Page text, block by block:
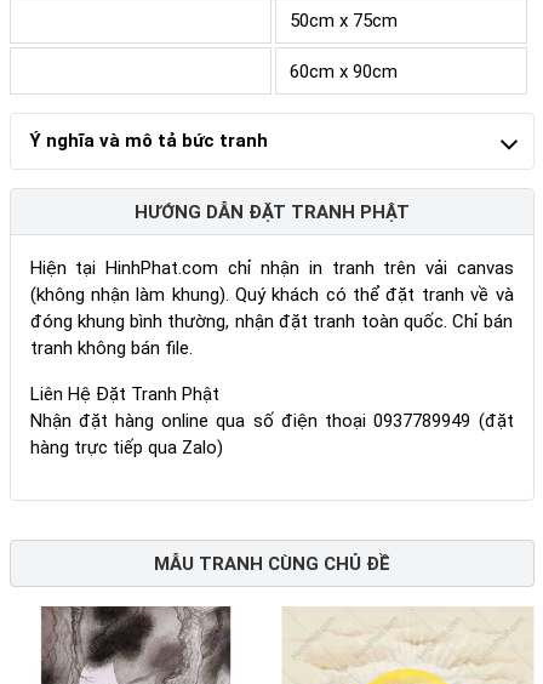
50cm x 75cm
60cm x 90cm
Ý nghĩa và mô tả bức tranh
HƯỚNG DẪN ĐẶT TRANH PHẬT
Hiện tại HinhPhat.com chỉ nhận in tranh trên vải canvas
(không nhận làm khung). Quý khách có thể đặt tranh về và
đóng khung bình thường, nhận đặt tranh toàn quốc. Chỉ bán
tranh không bán file.
Liên Hệ Đặt Tranh Phật
Nhận đặt hàng online qua số điện thoại 0937789949 (đặt
hàng trực tiếp qua Zalo)
MẪU TRANH CÙNG CHỦ ĐỀ